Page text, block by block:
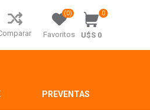
Favoritos
(0) 0
U$S 0
PREVENTAS